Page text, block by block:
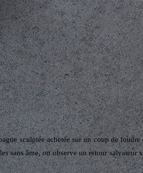
sculptée achetée sur un coup de
sans âme, on observe un retour salvateur